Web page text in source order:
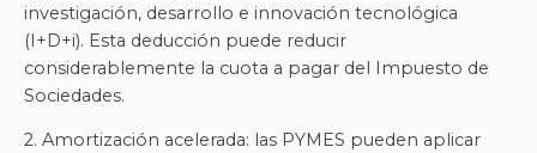
investigación, desarrollo e innovación tecnológica
(I+D+i). Esta deducción puede reducir
considerablemente la cuota a pagar del Impuesto de
Sociedades.
2. Amortización acelerada: las PYMES pueden aplicar